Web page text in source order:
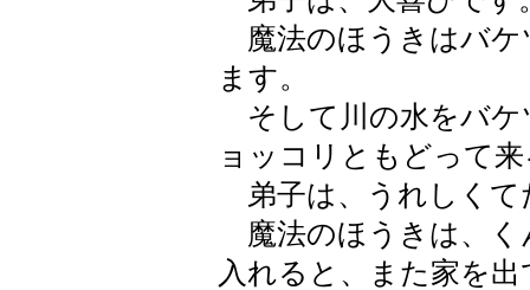
魔法のほうきはバケ
ます。
そして川の水をバケ
ョッコリともどって
弟子は、うれしくて
魔法のほうきは、く
入れると、また家を